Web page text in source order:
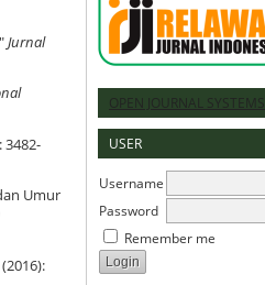
OPEN JOURNAL SYSTEMS
USER
Username
Password
Remember me
Jurnal
3482-
Umur